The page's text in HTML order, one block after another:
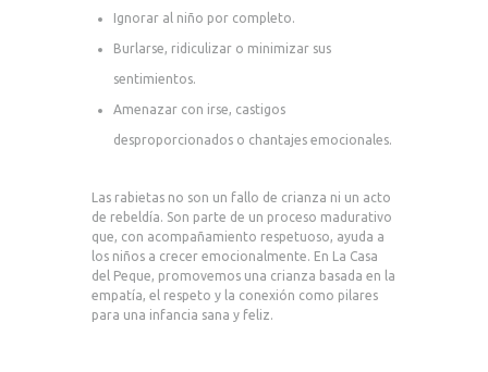
Ignorar al niño por completo.
Burlarse, ridiculizar o minimizar sus
sentimientos.
Amenazar con irse, castigos
desproporcionados o chantajes emocionales.
Las rabietas no son un fallo de crianza ni un acto
de rebeldía. Son parte de un proceso madurativo
que, con acompañamiento respetuoso, ayuda a
los niños a crecer emocionalmente. En La Casa
del Peque, promovemos una crianza basada en la
empatía, el respeto y la conexión como pilares
para una infancia sana y feliz.